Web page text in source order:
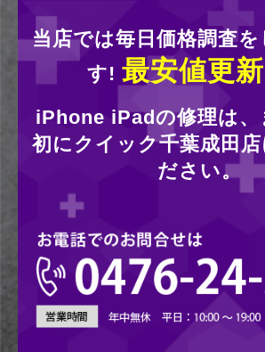
当店では毎日価格調査を
す! 最安値更
iPhone iPadの修理は、
初にクイック千葉成田店
ださい。